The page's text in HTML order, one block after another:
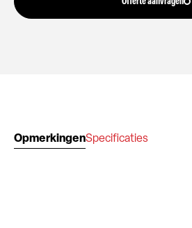
OpmerkingenSpecificaties